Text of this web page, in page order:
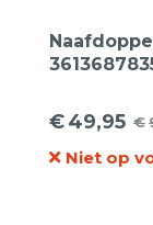
€
prijs
€49,95
Huidige
prijs
Niet op